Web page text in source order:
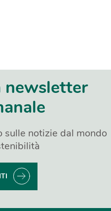
newsletter
sulle notizie dal mondo